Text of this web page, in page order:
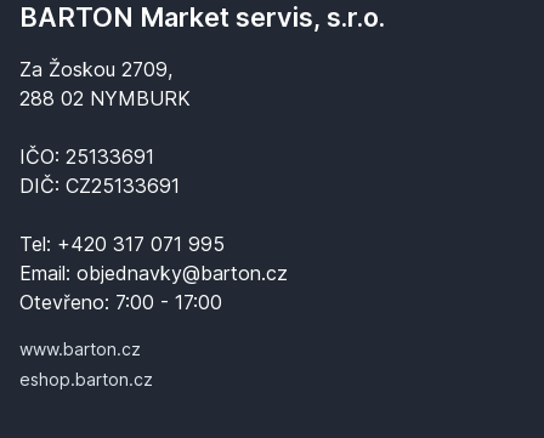
BARTON Market servis, s.r.o.
Za Žoskou 2709,
288 02 NYMBURK
IČO: 25133691
DIČ: CZ25133691
Tel: +420 317 071 995
Email: objednavky@barton.cz
Otevřeno: 7:00 - 17:00
www.barton.cz
eshop.barton.cz